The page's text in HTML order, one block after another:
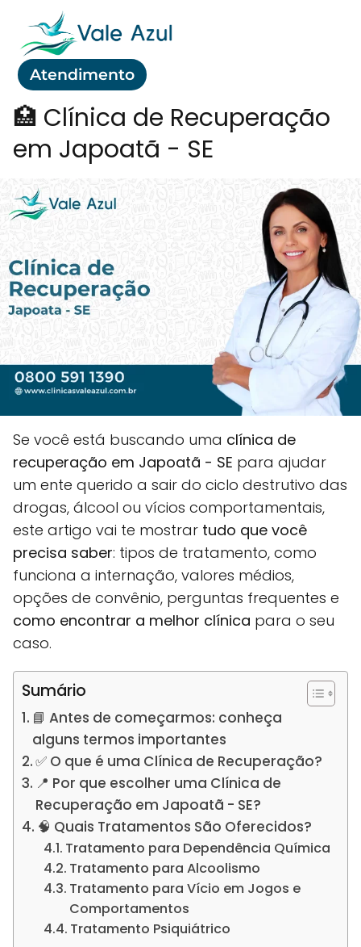
Atendimento
🏥 Clínica de Recuperação
em Japoatã - SE
Se você está buscando uma clínica de
recuperação em Japoatã - SE para ajudar
um ente querido a sair do ciclo destrutivo das
drogas, álcool ou vícios comportamentais,
este artigo vai te mostrar tudo que você
precisa saber: tipos de tratamento, como
funciona a internação, valores médios,
opções de convênio, perguntas frequentes e
como encontrar a melhor clínica para o seu
caso.
Sumário
📘 Antes de começarmos: conheça
alguns termos importantes
✅ O que é uma Clínica de Recuperação?
📍 Por que escolher uma Clínica de
Recuperação em Japoatã - SE?
🧠 Quais Tratamentos São Oferecidos?
Tratamento para Dependência Química
Tratamento para Alcoolismo
Tratamento para Vício em Jogos e
Comportamentos
Tratamento Psiquiátrico